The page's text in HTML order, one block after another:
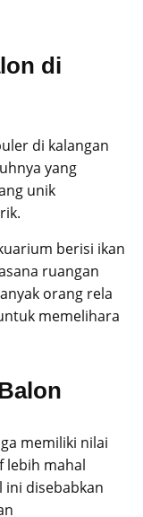
di
di kalangan
yang
unik
berisi ikan
ruangan
orang rela
memelihara
memiliki nilai
lebih mahal
ini disebabkan